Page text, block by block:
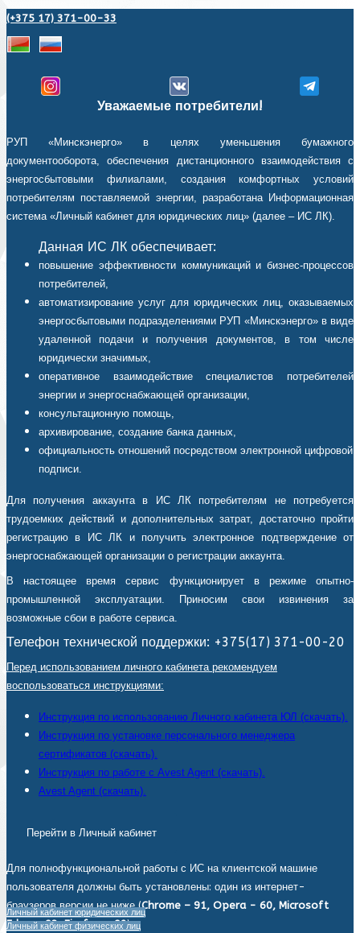
(+375 17) 371-00-33
Уважаемые потребители!
РУП «Минскэнерго» в целях уменьшения бумажного
документооборота, обеспечения дистанционного взаимодействия с
энергосбытовыми филиалами, создания комфортных условий
потребителям поставляемой энергии, разработана Информационная
система «Личный кабинет для юридических лиц» (далее – ИС ЛК).
Данная ИС ЛК обеспечивает:
повышение эффективности коммуникаций и бизнес-процессов
потребителей,
автоматизирование услуг для юридических лиц, оказываемых
энергосбытовыми подразделениями РУП «Минскэнерго» в виде
удаленной подачи и получения документов, в том числе
юридически значимых,
оперативное взаимодействие специалистов потребителей
энергии и энергоснабжающей организации,
консультационную помощь,
архивирование, создание банка данных,
официальность отношений посредством электронной цифровой
подписи.
Для получения аккаунта в ИС ЛК потребителям не потребуется
трудоемких действий и дополнительных затрат, достаточно пройти
регистрацию в ИС ЛК и получить электронное подтверждение от
энергоснабжающей организации о регистрации аккаунта.
В настоящее время сервис функционирует в режиме опытно-
промышленной эксплуатации. Приносим свои извинения за
возможные сбои в работе сервиса.
Телефон технической поддержки: +375(17) 371-00-20
Перед использованием личного кабинета рекомендуем
воспользоваться инструкциями:
Инструкция по использованию Личного кабинета ЮЛ (скачать).
Инструкция по установке персонального менеджера
сертификатов (скачать).
Инструкция по работе с Avest Agent (скачать).
Avest Agent (скачать).
Перейти в Личный кабинет
Для полнофункциональной работы с ИС на клиентской машине
пользователя должны быть установлены: один из интернет-
браузеров версии не ниже (Chrome – 91, Opera - 60, Microsoft
Edge - 93, Firefox - 92).
Личный кабинет юридических лиц
Личный кабинет физических лиц